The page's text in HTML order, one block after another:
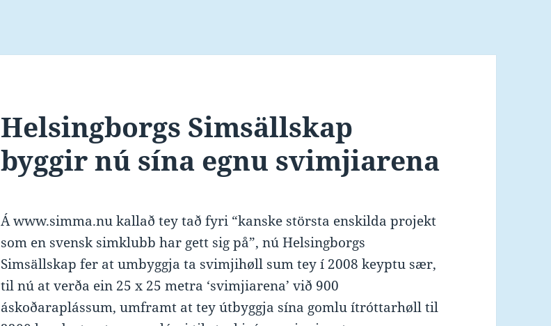
Helsingborgs Simsällskap
byggir nú sína egnu svimjiarena
Á www.simma.nu kallað tey tað fyri “kanske största enskilda projekt
som en svensk simklubb har gett sig på”, nú Helsingborgs
Simsällskap fer at umbyggja ta svimjihøll sum tey í 2008 keyptu sær,
til nú at verða ein 25 x 25 metra ‘svimjiarena’ við 900
áskoðaraplássum, umframt at tey útbyggja sína gomlu ítróttarhøll til